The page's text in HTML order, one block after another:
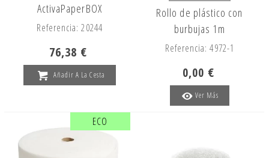
ActivaPaperBOX
Referencia: 20244
76,38 €
Añadir A La Cesta
Rollo de plástico con
burbujas 1m
Referencia: 4972-1
0,00 €
Ver Más
ECO